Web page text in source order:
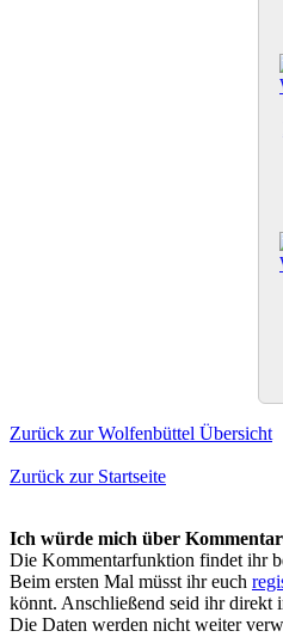
Zurück zur Wolfenbüttel Übersicht
Zurück zur Startseite
Ich würde mich über
Die Kommentarfunktion findet ihr
Beim ersten Mal müsst ihr euch
könnt. Anschließend seid ihr direkt
Die Daten werden nicht weiter